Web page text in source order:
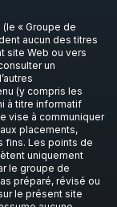
« Groupe de
aucun des titres
site Web ou vers
un
(y compris les
à titre informatif
vise à communiquer
placements,
fins. Les points de
uniquement
le groupe de
préparé, révisé ou
le présent site